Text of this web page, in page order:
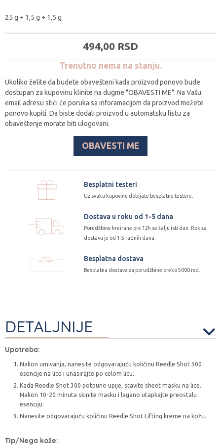
25 g + 1,5 g + 1,5 g
494,00 RSD
Trenutno nema na stanju.
Ukoliko želite da budete obavešteni kada proizvod ponovo bude
dostupan za kupovinu klinite na dugme "OBAVESTI ME". Na Vašu
email adresu stići će poruka sa inforamacijom da proizvod možete
ponovo kupiti. Da biste dodali proizvod u automatsku listu za
obaveštenje morate biti ulogovani.
OBAVESTI ME
Besplatni testeri
Uz svaku kupovinu dobijate besplatne testere.
Dostava u roku od 1-5 dana
Porudžbine kreirane pre 12h se šalju isti dan. Rok za
dostavu je od 1-5 radnih dana.
Besplatna dostava
Besplatna dostava za porudžbine preko 5000 rsd.
DETALJNIJE
Upotreba:
Nakon umivanja, nanesite odgovarajuću količinu Reedle Shot 300
esencije na lice i unasirajte po celom licu.
Kada Reedle Shot 300 potpuno upije, stavite sheet masku na lice.
Nakon 10-20 minuta skinite masku i lagano utapkajte preostalu
esenciju.
Nanesite odgovarajuću količinu Reedle Shot Lifting kreme na kožu.
Tip/Nega kože: